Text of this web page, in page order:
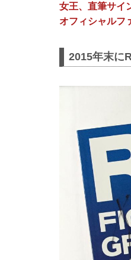
女王、直筆サイ
オフィシャルフ
2015年末に